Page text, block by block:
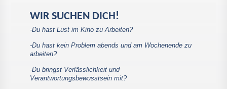
WIR SUCHEN DICH!
-Du hast Lust im Kino zu Arbeiten?
-Du hast kein Problem abends und am Wochenende zu
arbeiten?
-Du bringst Verlässlichkeit und
Verantwortungsbewusstsein mit?